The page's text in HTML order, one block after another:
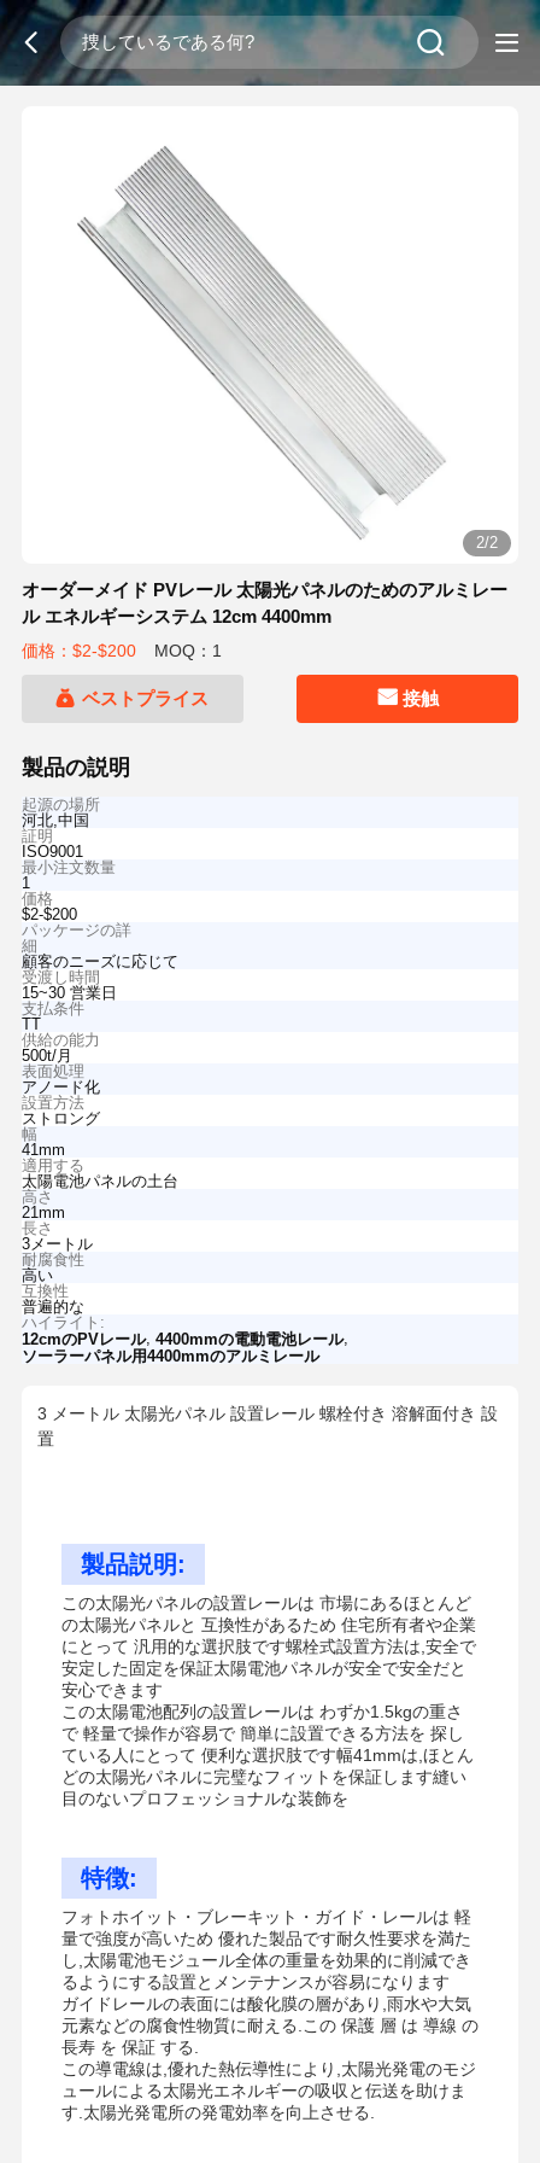
2/2
オーダーメイド PVレール 太陽光パネルのためのアルミレー
ル エネルギーシステム 12cm 4400mm
価格：$2-$200 MOQ：1
ベストプライス 接触
製品の説明
起源の場所
河北,中国
証明
ISO9001
最小注文数量
1
価格
$2-$200
パッケージの詳
細
顧客のニーズに応じて
受渡し時間
15~30 営業日
支払条件
TT
供給の能力
500t/月
表面処理
アノード化
設置方法
ストロング
幅
41mm
適用する
太陽電池パネルの土台
高さ
21mm
長さ
3メートル
耐腐食性
高い
互換性
普遍的な
ハイライト:
12cmのPVレール, 4400mmの電動電池レール,
ソーラーパネル用4400mmのアルミレール
3 メートル 太陽光パネル 設置レール 螺栓付き 溶解面付き 設
置
製品説明:
この太陽光パネルの設置レールは 市場にあるほとんど
の太陽光パネルと 互換性があるため 住宅所有者や企業
にとって 汎用的な選択肢です螺栓式設置方法は,安全で
安定した固定を保証太陽電池パネルが安全で安全だと
安心できます
この太陽電池配列の設置レールは わずか1.5kgの重さ
で 軽量で操作が容易で 簡単に設置できる方法を 探し
ている人にとって 便利な選択肢です幅41mmは,ほとん
どの太陽光パネルに完璧なフィットを保証します縫い
目のないプロフェッショナルな装飾を
特徴:
フォトホイット・ブレーキット・ガイド・レールは 軽
量で強度が高いため 優れた製品です耐久性要求を満た
し,太陽電池モジュール全体の重量を効果的に削減でき
るようにする設置とメンテナンスが容易になります
ガイドレールの表面には酸化膜の層があり,雨水や大気
元素などの腐食性物質に耐える.この 保護 層 は 導線 の
長寿 を 保証 する.
この導電線は,優れた熱伝導性により,太陽光発電のモジ
ュールによる太陽光エネルギーの吸収と伝送を助けま
す.太陽光発電所の発電効率を向上させる.